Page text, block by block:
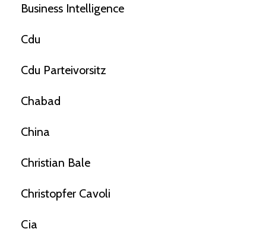
Business Intelligence
Cdu
Cdu Parteivorsitz
Chabad
China
Christian Bale
Christopfer Cavoli
Cia